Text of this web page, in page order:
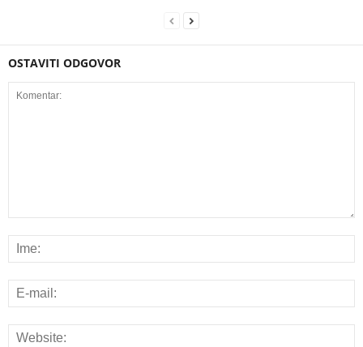
OSTAVITI ODGOVOR